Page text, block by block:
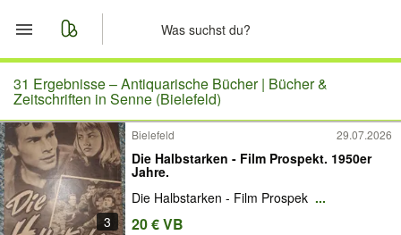
Start
Merkliste
Nachrichten
Anzeige aufgeben
31 Ergebnisse –Antiquarische Bücher | Bücher &
Zeitschriften in Senne (Bielefeld)
3
Bielefeld 29.07.2026
Die Halbstarken - Film Prospekt. 1950er
Jahre.
Die Halbstarken - Film Prospek ...
20 € VB